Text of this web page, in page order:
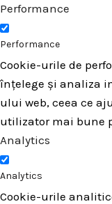
Performance
Performance
Cookie-urile de
înțelege și analiza
ului web, ceea ce
utilizator mai bune
Analytics
Analytics
Cookie-urile